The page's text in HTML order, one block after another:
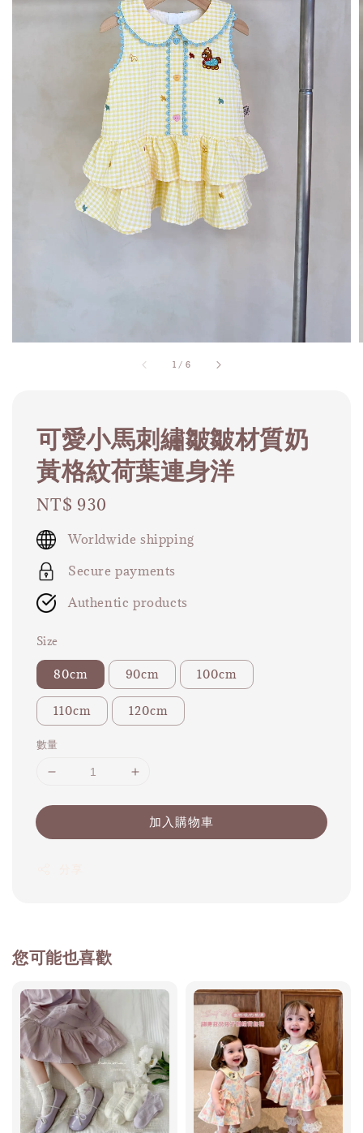
1 / 6
可愛小馬刺繡皺皺材質奶
黃格紋荷葉連身洋
Regular
price
NT$ 930
Worldwide shipping
Secure payments
Authentic products
Size
80cm 90cm 100cm
110cm 120cm
數量
加入購物車
您可能也喜歡